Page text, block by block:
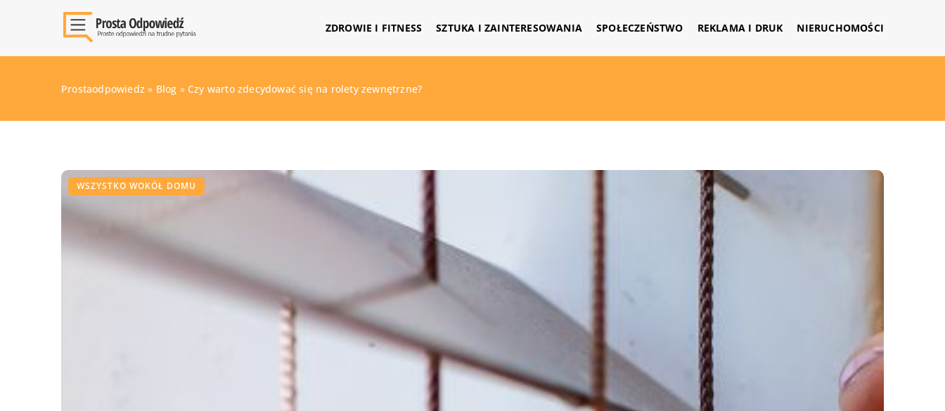
ZDROWIE I FITNESS SZTUKA I ZAINTERESOWANIA SPOŁECZEŃSTWO REKLAMA I DRUK NIERUCHOMOŚCI
Prostaodpowiedz » Blog » Czy warto zdecydować się na rolety zewnętrzne?
WSZYSTKO WOKÓŁ DOMU